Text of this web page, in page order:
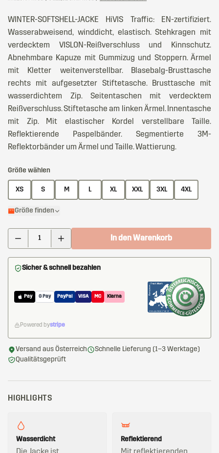
WINTER-SOFTSHELL-JACKE HiVIS Traffic: EN-zertifiziert.
Wasserabweisend, winddicht, elastisch. Stehkragen mit
verdecktem VISLON-Reißverschluss und Kinnschutz.
Abnehmbare Kapuze mit Gummizug und Stoppern. Ärmel
mit Kletter weitenverstellbar. Blasebalg-Brusttasche
rechts mit aufgesetzter Stiftetasche. Brusttasche mit
wasserdichtem Zip. Seitentaschen mit verdecktem
Reißverschluss. Stiftetasche am linken Ärmel. Innentasche
mit Zip. Mit elastischer Kordel verstellbare Taille.
Reflektierende Paspelbänder. Segmentierte 3M-
Reflektorbänder um Ärmel und Taille. Wattierung.
Größe wählen
XS S M L XL XXL 3XL 4XL
Größe finden
In den Warenkorb
Sicher & schnell bezahlen
Pay G Pay PayPal VISA MC Klarna
Powered bystripe
Versand aus Österreich
Schnelle Lieferung (1–3 Werktage)
Qualitätsgeprüft
HIGHLIGHTS
Wasserdicht Reflektierend